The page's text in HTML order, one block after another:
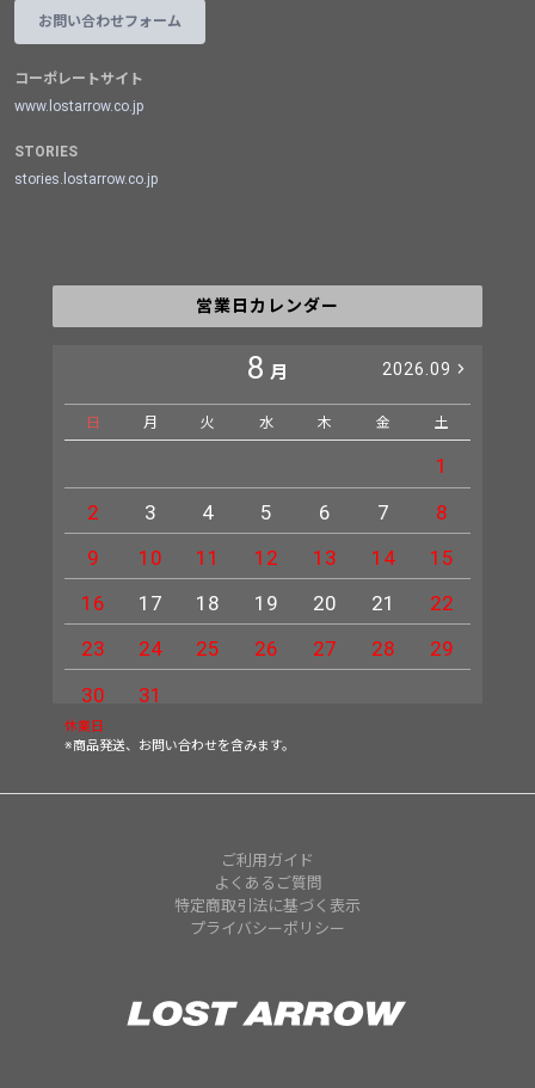
お問い合わせフォーム
コーポレートサイト
www.lostarrow.co.jp
STORIES
stories.lostarrow.co.jp
営業日カレンダー
8 月 2026.09
日 月 火 水 木 金 土
1
2
3 4 5 6 7
8
9
10 11 12 13 14
15
16
17 18 19 20 21
22
23
24 25 26 27 28
29
30
31
休業日
※商品発送、お問い合わせを含みます。
ご利用ガイド
よくあるご質問
特定商取引法に基づく表示
プライバシーポリシー